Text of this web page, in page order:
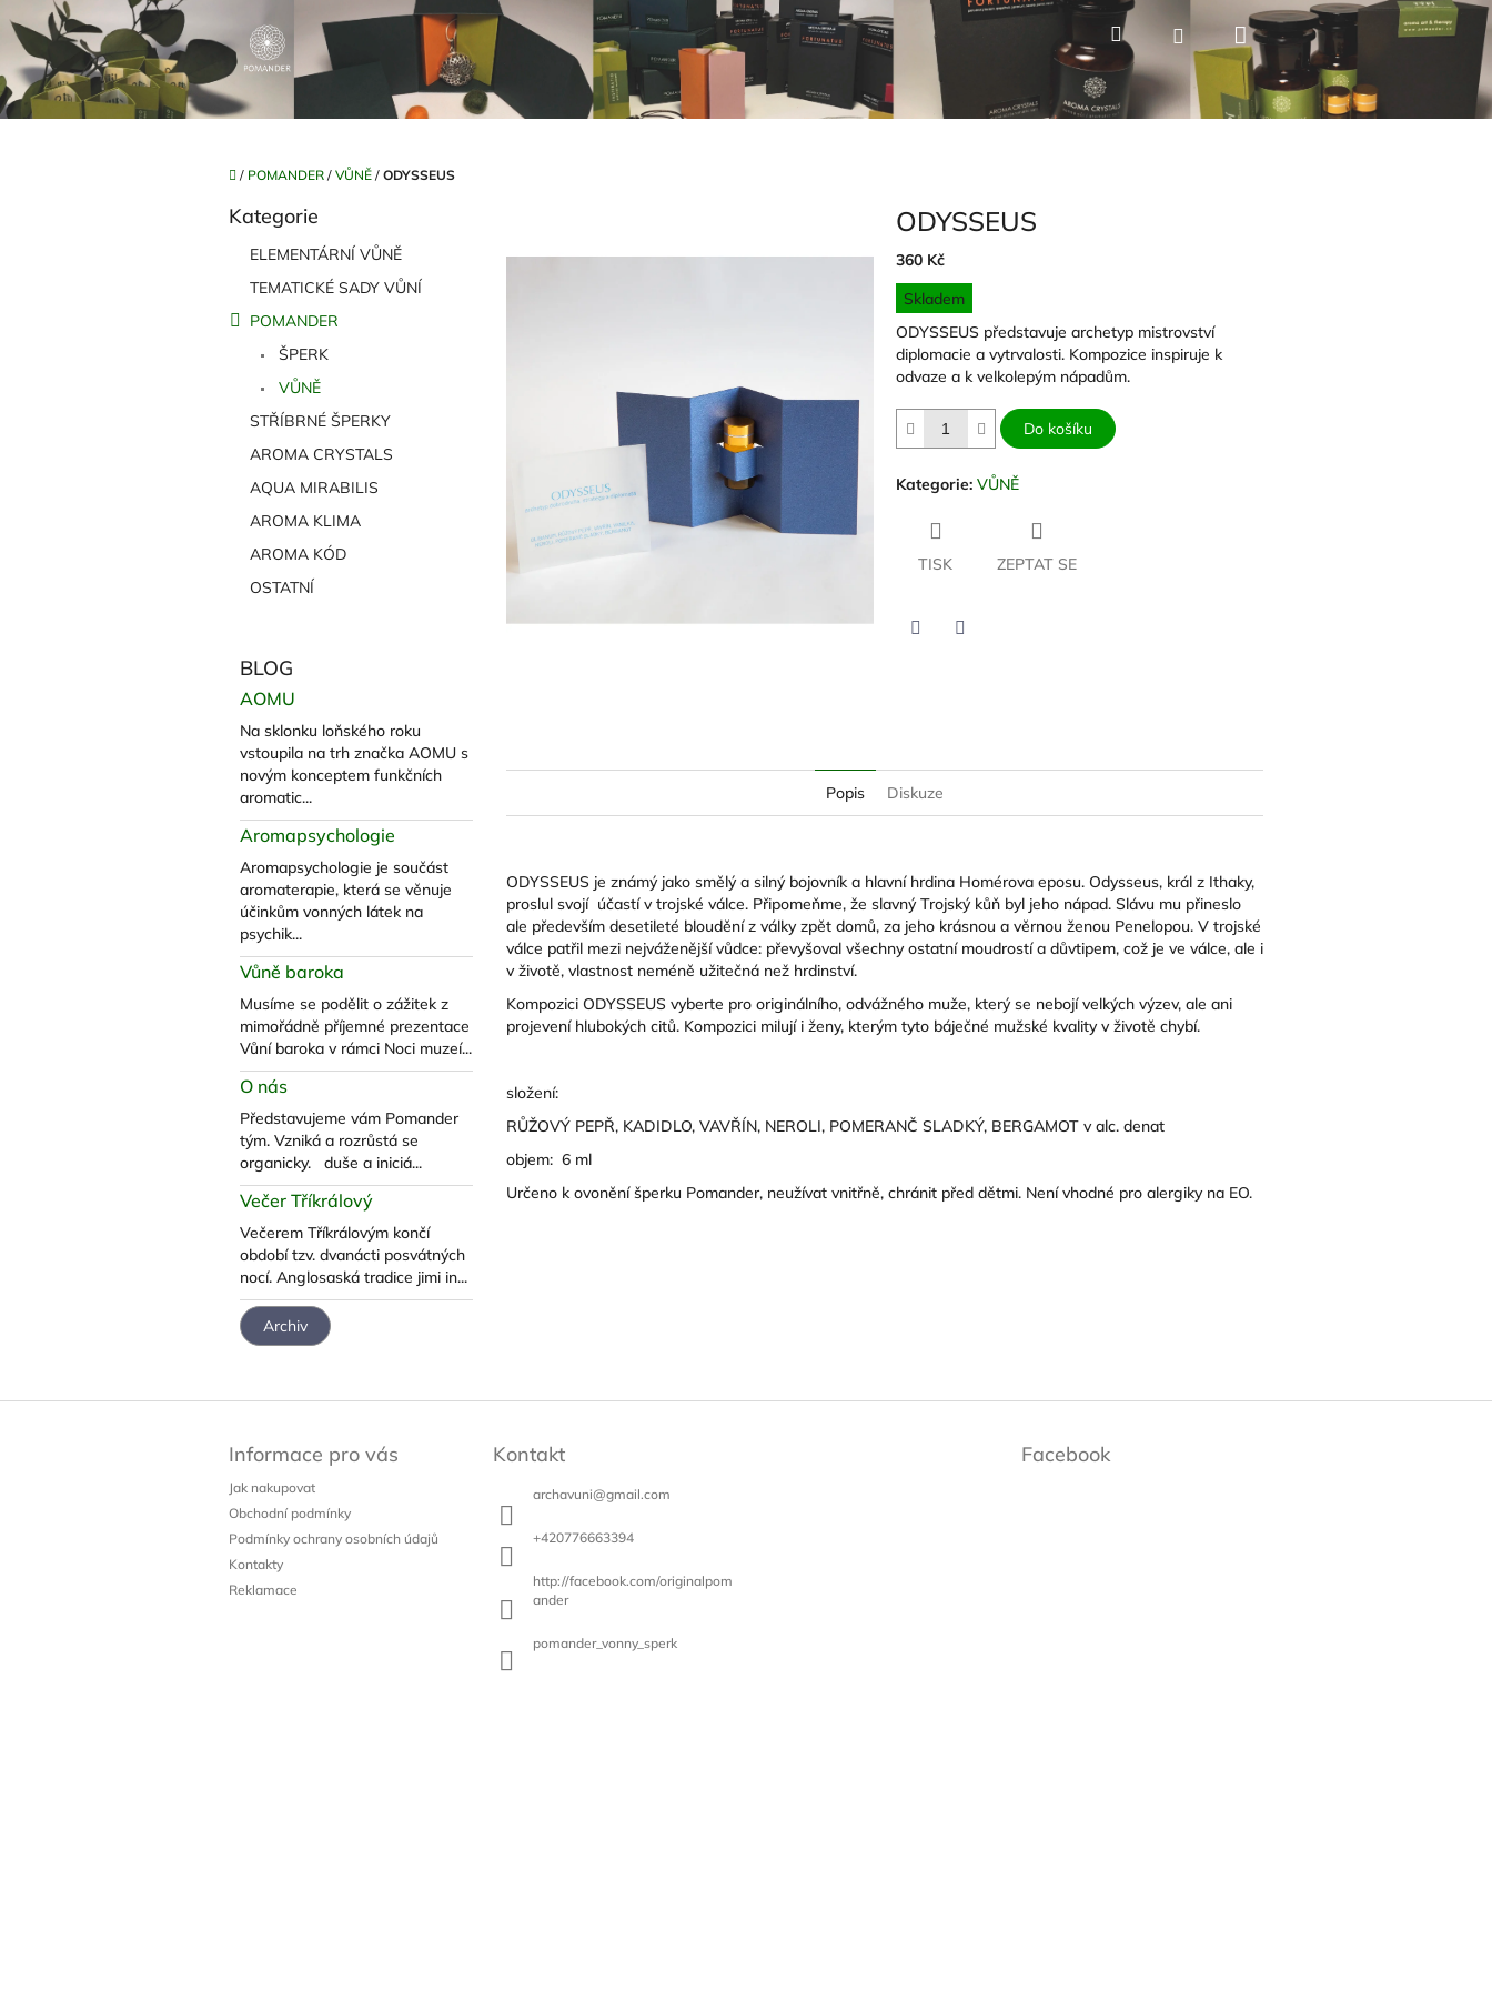
na
obsah
HledatPřihlášeníNákupní
košík
Domů
/ POMANDER / VŮNĚ / ODYSSEUS
Přeskočit
Kategorie
ELEMENTÁRNÍ VŮNĚ
TEMATICKÉ SADY VŮNÍ
POMANDER
ŠPERK
VŮNĚ
STŘÍBRNÉ ŠPERKY
AROMA CRYSTALS
AQUA MIRABILIS
AROMA KLIMA
AROMA KÓD
OSTATNÍ
BLOG
AOMU
Na sklonku loňského roku
vstoupila na trh značka AOMU s
novým konceptem funkčních
aromatic...
Aromapsychologie
Aromapsychologie je součást
aromaterapie, která se věnuje
účinkům vonných látek na
psychik...
Vůně baroka
Musíme se podělit o zážitek z
mimořádně příjemné prezentace
Vůní baroka v rámci Noci muzeí...
O nás
Představujeme vám Pomander
tým. Vzniká a rozrůstá se
organicky. duše a iniciá...
Večer Tříkrálový
Večerem Tříkrálovým končí
období tzv. dvanácti posvátných
nocí. Anglosaská tradice jimi in...
Archiv
ODYSSEUS
360 Kč
Měrná
cena:
Skladem
ODYSSEUS představuje archetyp mistrovství
diplomacie a vytrvalosti. Kompozice inspiruje k
odvaze a k velkolepým nápadům.
Do košíku
Kategorie: VŮNĚ
TISK ZEPTAT SE
Popis Diskuze
ODYSSEUS je známý jako smělý a silný bojovník a hlavní hrdina Homérova eposu. Odysseus, král z Ithaky,
proslul svojí účastí v trojské válce. Připomeňme, že slavný Trojský kůň byl jeho nápad. Slávu mu přineslo
ale především desetileté bloudění z války zpět domů, za jeho krásnou a věrnou ženou Penelopou. V trojské
válce patřil mezi nejváženější vůdce: převyšoval všechny ostatní moudrostí a důvtipem, což je ve válce, ale i
v životě, vlastnost neméně užitečná než hrdinství.
Kompozici ODYSSEUS vyberte pro originálního, odvážného muže, který se nebojí velkých výzev, ale ani
projevení hlubokých citů. Kompozici milují i ženy, kterým tyto báječné mužské kvality v životě chybí.
složení:
RŮŽOVÝ PEPŘ, KADIDLO, VAVŘÍN, NEROLI, POMERANČ SLADKÝ, BERGAMOT v alc. denat
objem: 6 ml
Určeno k ovonění šperku Pomander, neužívat vnitřně, chránit před dětmi. Není vhodné pro alergiky na EO.
Informace pro vás
Jak nakupovat
Obchodní podmínky
Podmínky ochrany osobních údajů
Kontakty
Reklamace
Kontakt
archavuni@gmail.com
+420776663394
http://facebook.com/originalpom
ander
pomander_vonny_sperk
Facebook